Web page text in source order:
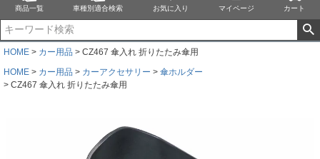
商品一覧 車種別適合検索 お気に入り マイページ カート
HOME カー用品
CZ467 傘入れ 折りたたみ傘用
HOME
カー用品 カーアクセサリー
傘ホルダー
CZ467 傘入れ 折りたたみ傘用